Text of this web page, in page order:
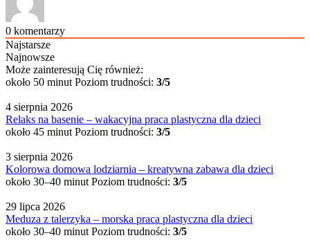
0 komentarzy
Najstarsze
Najnowsze
Może zainteresują Cię również:
około 50 minut Poziom trudności: 3/5
4 sierpnia 2026
Relaks na basenie – wakacyjna praca plastyczna dla dzieci
około 45 minut Poziom trudności: 3/5
3 sierpnia 2026
Kolorowa domowa lodziarnia – kreatywna zabawa dla dzieci
około 30–40 minut Poziom trudności: 3/5
29 lipca 2026
Meduza z talerzyka – morska praca plastyczna dla dzieci
około 30–40 minut Poziom trudności: 3/5